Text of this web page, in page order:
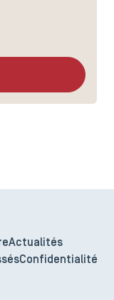
Actualités
Confidentialité